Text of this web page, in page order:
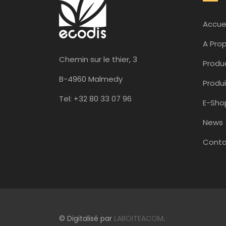
Chemin sur le thier, 3
B-4960 Malmedy
Tel: +32 80 33 07 96
A
E-
News
© Digitalisé par LABOITEACOM.